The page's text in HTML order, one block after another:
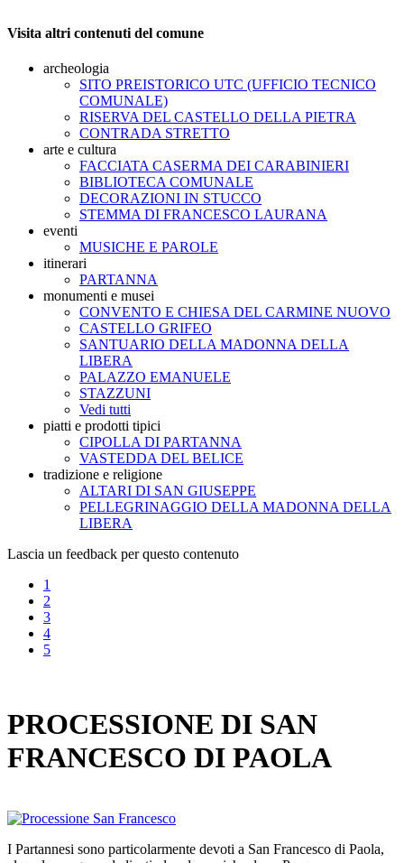
Visita altri contenuti del comune
archeologia
SITO PREISTORICO UTC (UFFICIO TECNICO
COMUNALE)
RISERVA DEL CASTELLO DELLA PIETRA
CONTRADA STRETTO
arte e cultura
FACCIATA CASERMA DEI CARABINIERI
BIBLIOTECA COMUNALE
DECORAZIONI IN STUCCO
STEMMA DI FRANCESCO LAURANA
eventi
MUSICHE E PAROLE
itinerari
PARTANNA
monumenti e musei
CONVENTO E CHIESA DEL CARMINE NUOVO
CASTELLO GRIFEO
SANTUARIO DELLA MADONNA DELLA
LIBERA
PALAZZO EMANUELE
STAZZUNI
Vedi tutti
piatti e prodotti tipici
CIPOLLA DI PARTANNA
VASTEDDA DEL BELICE
tradizione e religione
ALTARI DI SAN GIUSEPPE
PELLEGRINAGGIO DELLA MADONNA DELLA
LIBERA
Lascia un feedback per questo contenuto
1
2
3
4
5
PROCESSIONE DI SAN
FRANCESCO DI PAOLA
I Partannesi sono particolarmente devoti a San Francesco di Paola,